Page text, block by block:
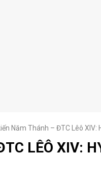
Năm Thánh – ĐTC Lêô
LÊÔ XIV: